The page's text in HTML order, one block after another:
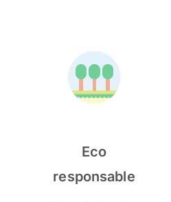
Eco
responsable